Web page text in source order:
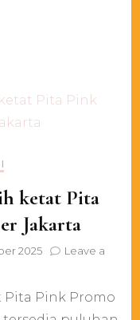
ketat Pita
Jakarta
2025
Leave a
Pita Pink Promo